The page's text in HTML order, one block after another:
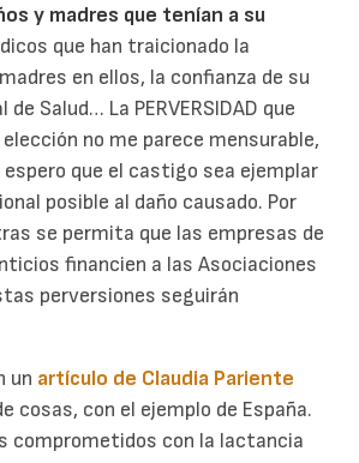
y madres que tenían a su
que han traicionado la
en ellos, la confianza de su
Salud… La PERVERSIDAD que
no me parece mensurable,
que el castigo sea ejemplar
posible al daño causado. Por
se permita que las empresas de
financien a las Asociaciones
perversiones seguirán
un artículo de Claudia Pariente
cosas, con el ejemplo de España.
comprometidos con la lactancia